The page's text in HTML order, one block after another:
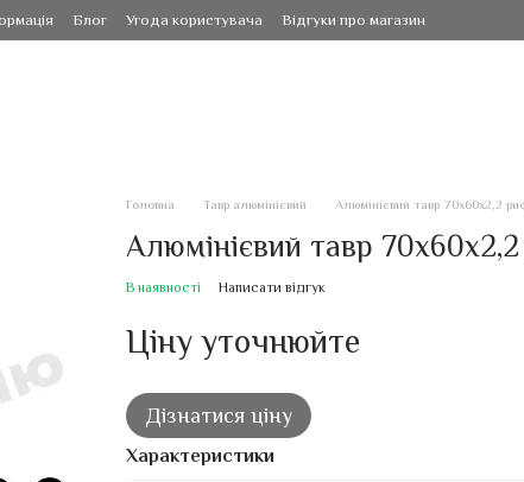
Блог Угода користувача Відгуки про магазин
Головна Тавр алюмінієвий Алюмінієвий тавр 70х60х2,2
Алюмінієвий тавр
В наявності Написати відгук
Ціну уточнюйте
Дізнатися ціну
Характеристики